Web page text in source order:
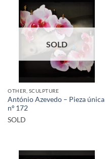
SOLD
OTHER, SCULPTURE
António Azevedo – Pieza única
nº 172
SOLD